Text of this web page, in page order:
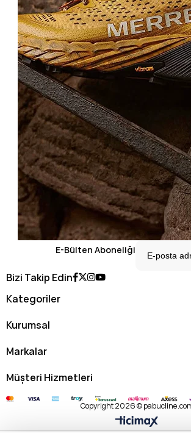
E-Bülten Aboneliği
Bizi Takip Edin
Kategoriler
Kurumsal
Markalar
Müşteri Hizmetleri
Copyright 2026 ©